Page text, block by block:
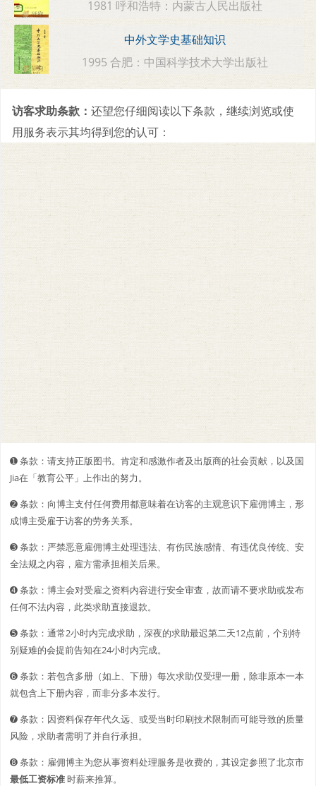
1981 呼和浩特：内蒙古人民出版社
中外文学史基础知识
1995 合肥：中国科学技术大学出版社
访客求助条款： 还望您仔细阅读以下条款，继续浏览或使
用服务表示其均得到您的认可：
➊️ 条款：请支持正版图书。肯定和感激作者及出版商的社会贡献，以及国
Jia在「教育公平」上作出的努力。
➋️️ 条款：向博主支付任何费用都意味着在访客的主观意识下雇佣博主，形
成博主受雇于访客的劳务关系。
➌ 条款：严禁恶意雇佣博主处理违法、有伤民族感情、有违优良传统、安
全法规之内容，雇方需承担相关后果。
➍ 条款：博主会对受雇之资料内容进行安全审查，故而请不要求助或发布
任何不法内容，此类求助直接退款。
➎ 条款：通常2小时内完成求助，深夜的求助最迟第二天12点前，个别特
别疑难的会提前告知在24小时内完成。
➏ 条款：若包含多册（如上、下册）每次求助仅受理一册，除非原本一本
就包含上下册内容，而非分多本发行。
➐ 条款：因资料保存年代久远、或受当时印刷技术限制而可能导致的质量
风险，求助者需明了并自行承担。
➑ 条款：雇佣博主为您从事资料处理服务是收费的，其设定参照了北京市
最低工资标准时薪来推算。